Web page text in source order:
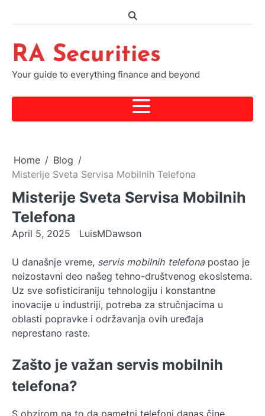
RA Securities
Your guide to everything finance and beyond
Home
Blog
Misterije Sveta Servisa Mobilnih Telefona
Misterije Sveta Servisa Mobilnih
Telefona
April 5, 2025 LuisMDawson
U današnje vreme, servis mobilnih telefonapostao je
neizostavni deo našeg tehno-društvenog ekosistema.
Uz sve sofisticiraniju tehnologiju i konstantne
inovacije u industriji, potreba za stručnjacima u
oblasti popravke i održavanja ovih uređaja
neprestano raste.
Zašto je važan servis mobilnih
telefona?